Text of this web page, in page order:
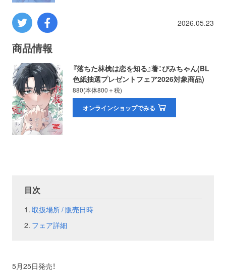
2026.05.23
商品情報
『落ちた林檎は恋を知る』著：ぴみちゃん(BL
色紙抽選プレゼントフェア2026対象商品)
880(本体800＋税)
オンラインショップでみる
目次
取扱場所 / 販売日時
フェア詳細
5月25日発売！
その他
イベント 特典
フェア お知らせ
会社概要 プライバシーポリシー